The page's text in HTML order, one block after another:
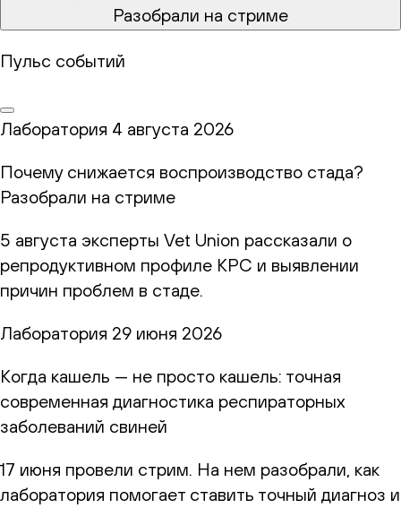
Разобрали на стриме
Пульс событий
Лаборатория 4 августа 2026
Почему снижается воспроизводство стада?
Разобрали на стриме
5 августа эксперты Vet Union рассказали о
репродуктивном профиле КРС и выявлении
причин проблем в стаде.
Лаборатория 29 июня 2026
Когда кашель — не просто кашель: точная
современная диагностика респираторных
заболеваний свиней
17 июня провели стрим. На нем разобрали, как
лаборатория помогает ставить точный диагноз и